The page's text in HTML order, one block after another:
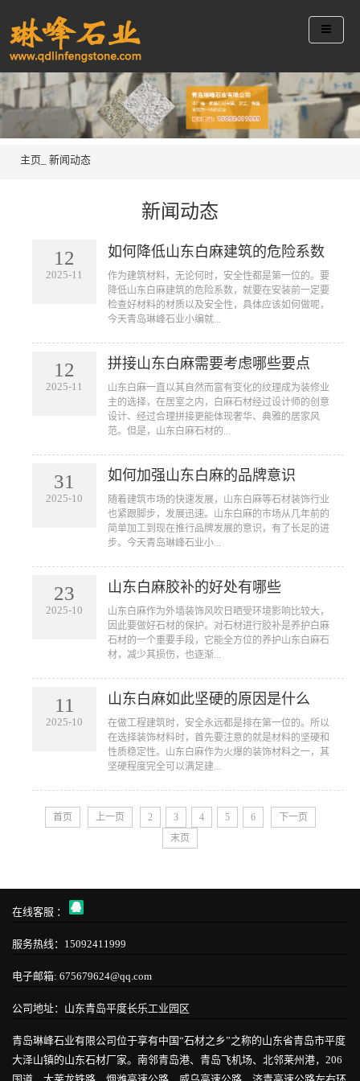
主页_ 新闻动态
新闻动态
12
2025-11
如何降低山东白麻建筑的危险系数
作为建筑材料，无论何时，安全性都是第一位的。要
降低山东白麻建筑的危险系数，就要在安装前一定要
检查好材料的材质以及安全性，具体应该如何做呢，
今天青岛琳峰石业小编就...
12
2025-11
拼接山东白麻需要考虑哪些要点
山东白麻一直以其自然而富有变化的纹理成为装修业
主的选择，在居室之内，白麻石材经过设计师的创意
设计、经过合理拼接更能体现奢华、典雅的居家风
范。但是，山东白麻石材的...
31
2025-10
如何加强山东白麻的品牌意识
随着建筑市场的快速发展，山东白麻等石材装饰行业
也紧跟脚步，发展迅速。山东白麻的市场从几年前的
简单加工到现在推行品牌发展的意识，有了长足的进
步。今天青岛琳峰石业小...
23
2025-10
山东白麻胶补的好处有哪些
山东白麻作为外墙装饰风吹日晒受环境影响比较大，
因此要做好石材的保护。对石材进行胶补是养护白麻
石材的一个重要手段，它能全方位的养护山东白麻石
材，减少其损伤，也逐渐...
11
2025-10
山东白麻如此坚硬的原因是什么
在做工程建筑时，安全永远都是排在第一位的。所以
在选择装饰材料时，首先要注意的就是材料的坚硬和
性质稳定性。山东白麻作为火爆的装饰材料之一，其
坚硬程度完全可以满足建...
首页 上一页 2 3 4 5 6
下一页
末页
在线客服 ：
服务热线：15092411999
电子邮箱: 675679624@qq.com
公司地址：山东青岛平度长乐工业园区
青岛琳峰石业有限公司位于享有中国“石材之乡”之称的山东省青岛市平度
大泽山镇的山东石材厂家。南邻青岛港、青岛飞机场、北邻莱州港，206